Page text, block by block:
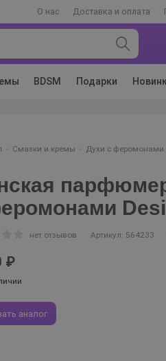
О нас Доставка и оплата
BDSM Подарки
Смазки и кремы Духи с феромонами
нет отзывов Артикул: 564233
₽
аналог